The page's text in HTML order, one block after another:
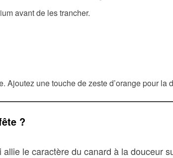
avant de les trancher.
Ajoutez une touche de zeste d’orange pour la
?
le caractère du canard à la douceur